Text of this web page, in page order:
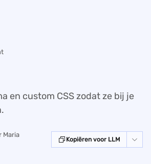
en custom CSS zodat ze bij je
Maria
Kopiëren voor LLM